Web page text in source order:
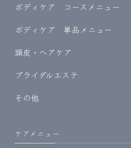
ボディケア コースメニュー
ボディケア 単品メニュー
頭皮・ヘアケア
ブライダルエステ
その他
ケアメニュー